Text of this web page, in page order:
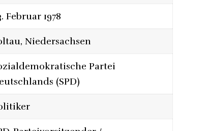
Februar 1978
Niedersachsen
Partei
(SPD)